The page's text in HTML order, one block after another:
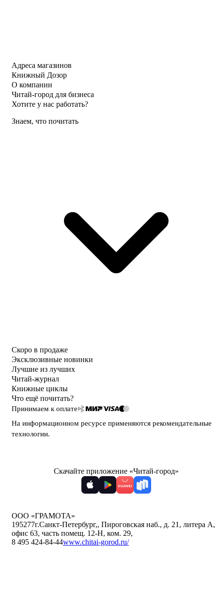
Адреса магазинов
Книжный Дозор
О компании
Читай-город для бизнеса
Хотите у нас работать?
Знаем, что почитать
Скоро в продаже
Эксклюзивные новинки
Лучшие из лучших
Читай-журнал
Книжные циклы
Что ещё почитать?
Принимаем к оплате
На информационном ресурсе применяются рекомендательные
технологии.
Скачайте приложение «Читай-город»
ООО «ГРАМОТА»
195277г.Санкт-Петербург,, Пироговская наб., д. 21, литера А,
офис 63, часть помещ. 12-Н, ком. 29,
8 495 424-84-44www.chitai-gorod.ru/